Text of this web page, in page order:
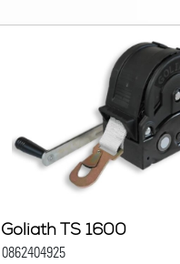
Goliath TS 1600
0862404925